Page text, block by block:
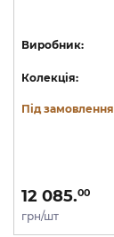
Виробник:
Колекція:
Під замовлення
12 085.00
грн/шт